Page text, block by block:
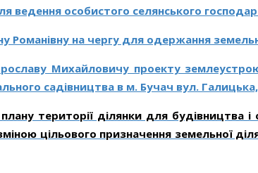
ведення особистого селянського
Романівну на чергу для одержання
Михайловичу проекту
садівництва в м. Бучач вул.
території ділянки для будівництва і
цільового призначення земельної